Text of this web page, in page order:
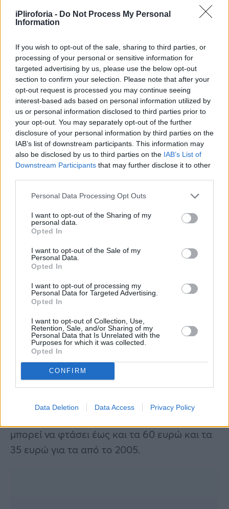
iPliroforia - Do Not Process My Personal
Information
If you wish to opt-out of the sale, sharing to third parties, or
processing of your personal or sensitive information for
targeted advertising by us, please use the below opt-out
section to confirm your selection. Please note that after your
opt-out request is processed you may continue seeing
interest-based ads based on personal information utilized by
us or personal information disclosed to third parties prior to
your opt-out. You may separately opt-out of the further
disclosure of your personal information by third parties on the
IAB’s list of downstream participants. This information may
also be disclosed by us to third parties on the IAB’s List of
Downstream Participants that may further disclose it to other
Personal Data Processing Opt Outs
I want to opt-out of the Sharing of my
personal data.
Opted In
I want to opt-out of the Sale of my
Personal Data.
Opted In
I want to opt-out of processing my
Personal Data for Targeted Advertising.
Opted In
I want to opt-out of Collection, Use,
Retention, Sale, and/or Sharing of my
Personal Data that Is Unrelated with the
Purposes for which it was collected.
Opted In
CONFIRM
Data Deletion Data Access Privacy Policy
Δεδομένης της περιορισμένης επέκτασής
τους, είναι εύκολο να βρεθεί μια γενική
μορφή μεγαλύτερης σπανιότητας στα
θέματα
Αλλά ακόμα και σε αυτήν την περίπτωση
πρέπει να είμαστε προσεκτικοί, γιατί ακόμη
και χώρες όπως ο Άγιος Μαρίνος έχουν
τροποποιήσει τα κέρματά τους του 1 ευρώ
στην πραγματικότητα, η πρώτη σειρά
εκδόσεων του Αγίου Μαρίνου
αντιπροσωπεύεται από το εθνόσημο των
μικρών δημοκρατία στο κέντρο με το έτος
έκδοσης στα αριστερά και το σύμβολο του
νομισματοκοπείου της Ρώμης. Η αξία σε αυτή
μπορεί να φτάσει έως και τα 60 ευρώ και τα
35 ευρώ για τα από το 2005.